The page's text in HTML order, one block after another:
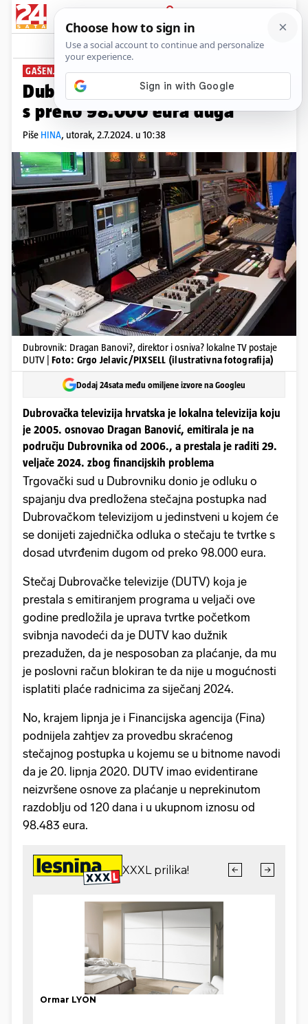
PRIJAVA
News Komentari
GAŠENJE
Dubrovačka televizija u stečaju
s preko 98.000 eura duga
Piše HINA, utorak, 2.7.2024. u 10:38
Dubrovnik: Dragan Banovi?, direktor i osniva? lokalne TV postaje
DUTV | Foto: Grgo Jelavic/PIXSELL (ilustrativna fotografija)
Dodaj 24sata među omiljene izvore na Googleu
Dubrovačka televizija hrvatska je lokalna televizija koju
je 2005. osnovao Dragan Banović, emitirala je na
području Dubrovnika od 2006., a prestala je raditi 29.
veljače 2024. zbog financijskih problema
Trgovački sud u Dubrovniku donio je odluku o
spajanju dva predložena stečajna postupka nad
Dubrovačkom televizijom u jedinstveni u kojem će
se donijeti zajednička odluka o stečaju te tvrtke s
dosad utvrđenim dugom od preko 98.000 eura.
Stečaj Dubrovačke televizije (DUTV) koja je
prestala s emitiranjem programa u veljači ove
godine predložila je uprava tvrtke početkom
svibnja navodeći da je DUTV kao dužnik
prezadužen, da je nesposoban za plaćanje, da mu
je poslovni račun blokiran te da nije u mogućnosti
isplatiti plaće radnicima za siječanj 2024.
No, krajem lipnja je i Financijska agencija (Fina)
podnijela zahtjev za provedbu skraćenog
stečajnog postupka u kojemu se u bitnome navodi
da je 20. lipnja 2020. DUTV imao evidentirane
neizvršene osnove za plaćanje u neprekinutom
razdoblju od 120 dana i u ukupnom iznosu od
98.483 eura.